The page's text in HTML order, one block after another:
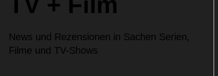
News und Rezensionen in Sachen Serien,
Filme und TV-Shows